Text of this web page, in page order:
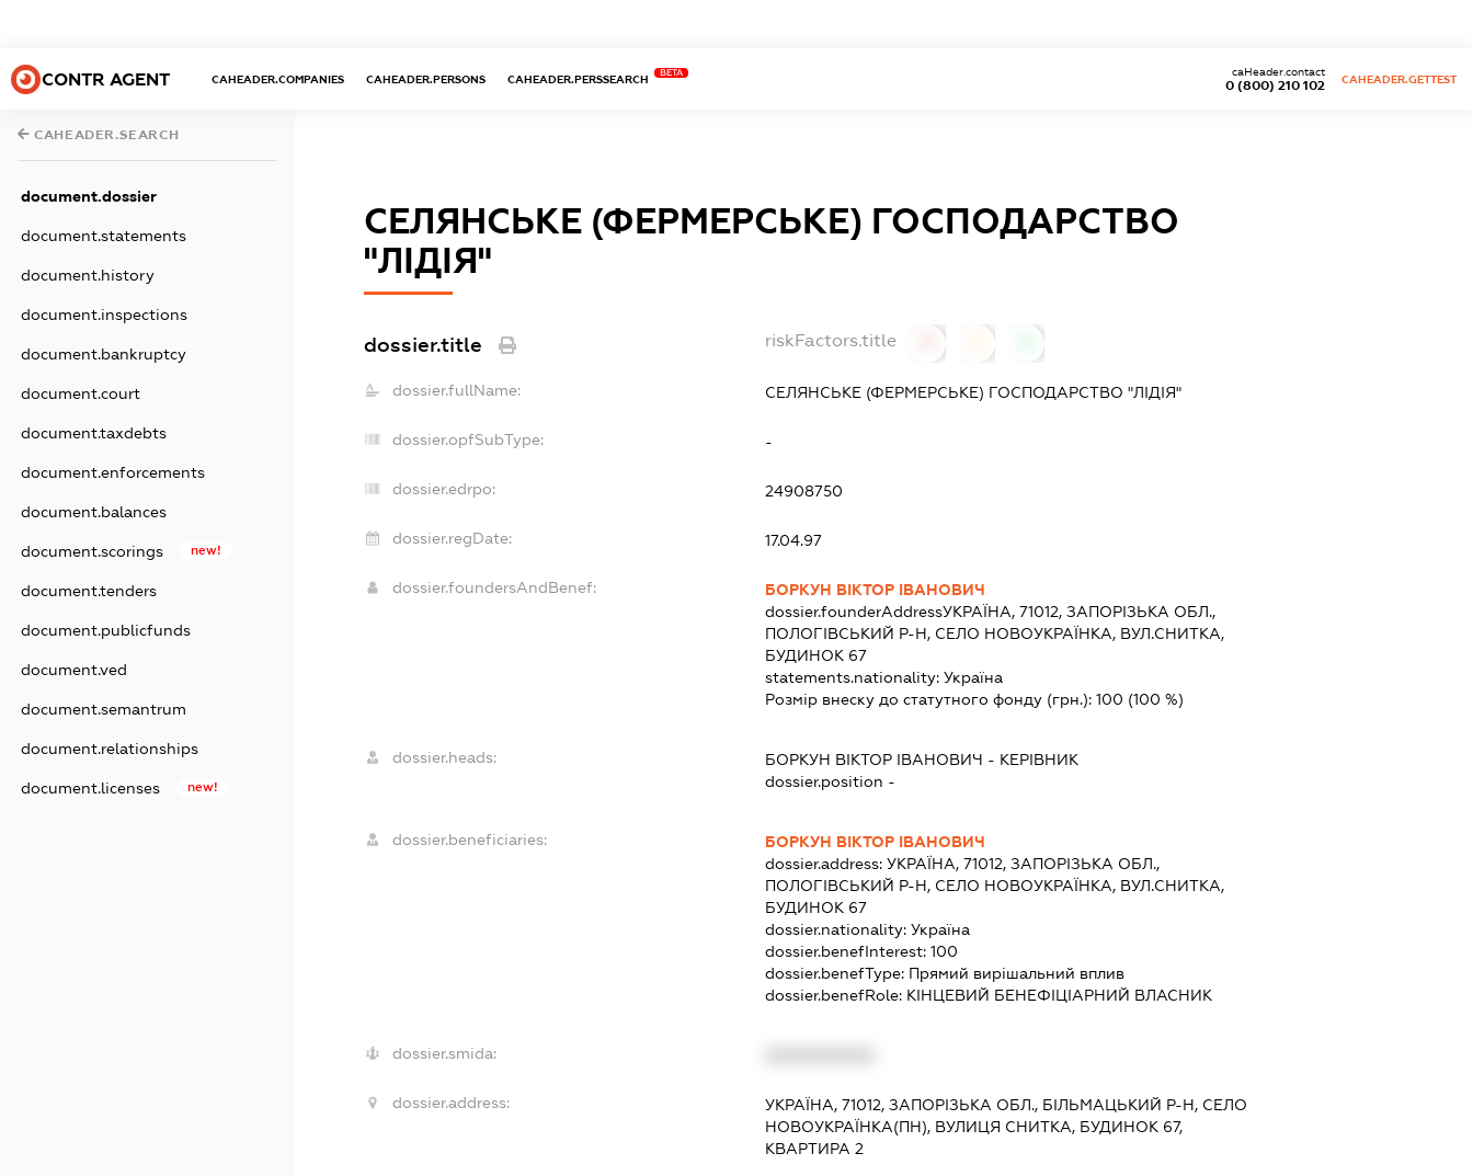
CONTR AGENT CAHEADER.COMPANIES CAHEADER.PERSONS CAHEADER.PERSSEARCH
BETA
0 (800) 210 102
caHeader.contact
CAHEADER.GETTEST
CAHEADER.SEARCH
document.dossier
document.statements
document.history
document.inspections
document.bankruptcy
document.court
document.taxdebts
document.enforcements
document.balances
document.scorings new!
document.tenders
document.publicfunds
document.ved
document.semantrum
document.relationships
document.licenses new!
СЕЛЯНСЬКЕ (ФЕРМЕРСЬКЕ) ГОСПОДАРСТВО
"ЛІДІЯ"
dossier.title riskFactors.title
dossier.fullName: СЕЛЯНСЬКЕ (ФЕРМЕРСЬКЕ) ГОСПОДАРСТВО "ЛІДІЯ"
dossier.opfSubType: -
dossier.edrpo: 24908750
dossier.regDate: 17.04.97
dossier.foundersAndBenef:
БОРКУН ВІКТОР ІВАНОВИЧ
dossier.founderAddressУКРАЇНА, 71012, ЗАПОРІЗЬКА ОБЛ.,
ПОЛОГІВСЬКИЙ Р-Н, СЕЛО НОВОУКРАЇНКА, ВУЛ.СНИТКА,
БУДИНОК 67
statements.nationality:Україна
Розмір внеску до статутного фонду (грн.):100 (100 %)
dossier.heads: БОРКУН ВІКТОР ІВАНОВИЧ - КЕРІВНИК
dossier.position -
dossier.beneficiaries:
БОРКУН ВІКТОР ІВАНОВИЧ
dossier.address:УКРАЇНА, 71012, ЗАПОРІЗЬКА ОБЛ.,
ПОЛОГІВСЬКИЙ Р-Н, СЕЛО НОВОУКРАЇНКА, ВУЛ.СНИТКА,
БУДИНОК 67
dossier.nationality:Україна
dossier.benefInterest:100
dossier.benefType: Прямий вирішальний вплив
dossier.benefRole: КІНЦЕВИЙ БЕНЕФІЦІАРНИЙ ВЛАСНИК
dossier.smida:
dossier.address:
УКРАЇНА, 71012, ЗАПОРІЗЬКА ОБЛ., БІЛЬМАЦЬКИЙ Р-Н, СЕЛО
НОВОУКРАЇНКА(ПН), ВУЛИЦЯ СНИТКА, БУДИНОК 67,
КВАРТИРА 2